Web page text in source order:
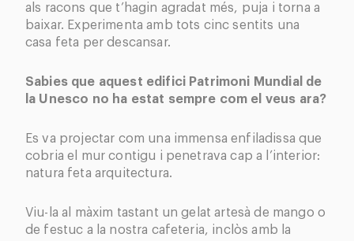
als racons que t’hagin agradat més, puja i torna a
baixar. Experimenta amb tots cinc sentits una
casa feta per descansar.
Sabies que aquest edifici Patrimoni Mundial de
la Unesco no ha estat sempre com el veus ara?
Es va projectar com una immensa enfiladissa que
cobria el mur contigu i penetrava cap a l’interior:
natura feta arquitectura.
Viu-la al màxim tastant un gelat artesà de mango o
de festuc a la nostra cafeteria, inclòs amb la